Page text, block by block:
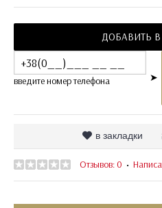
ДОБАВИТЬ
введите номер телефона ➤
в закладки
Отзывов: 0 •